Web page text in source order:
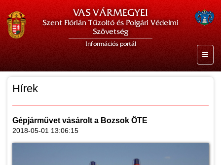
VAS VÁRMEGYEI
Szent Flórián Tűzoltó és Polgári Védelmi
Szövetség
Információs portál
Hírek
Gépjárművet vásárolt a Bozsok ÖTE
2018-05-01 13:06:15